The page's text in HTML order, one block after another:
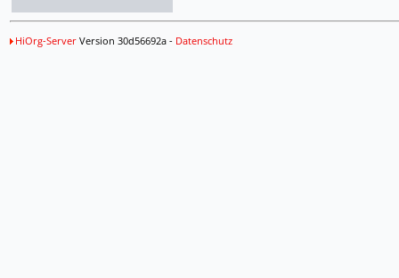
HiOrg-ServerVersion 30d56692a - Datenschutz